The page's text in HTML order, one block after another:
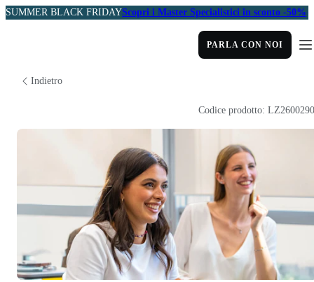
SUMMER BLACK FRIDAYScopri i Master Specialistici in sconto -50%
PARLA CON NOI
Indietro
Codice prodotto: